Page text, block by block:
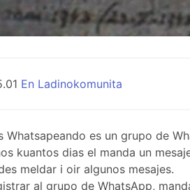
En Ladinokomunita
Whatsapeando es un grupo de
kuantos dias el manda un
meldar i oir algunos mesajes.
al grupo de WhatsApp,